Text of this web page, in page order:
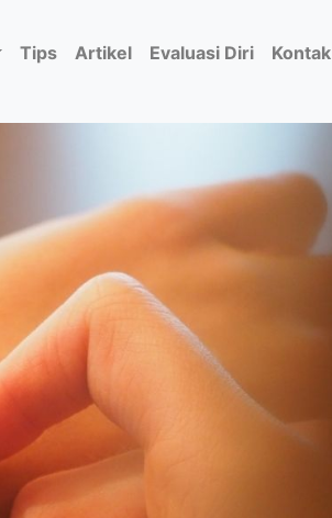
Tips Artikel Evaluasi Diri Kontak